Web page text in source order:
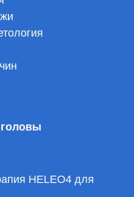
HELEO4 для